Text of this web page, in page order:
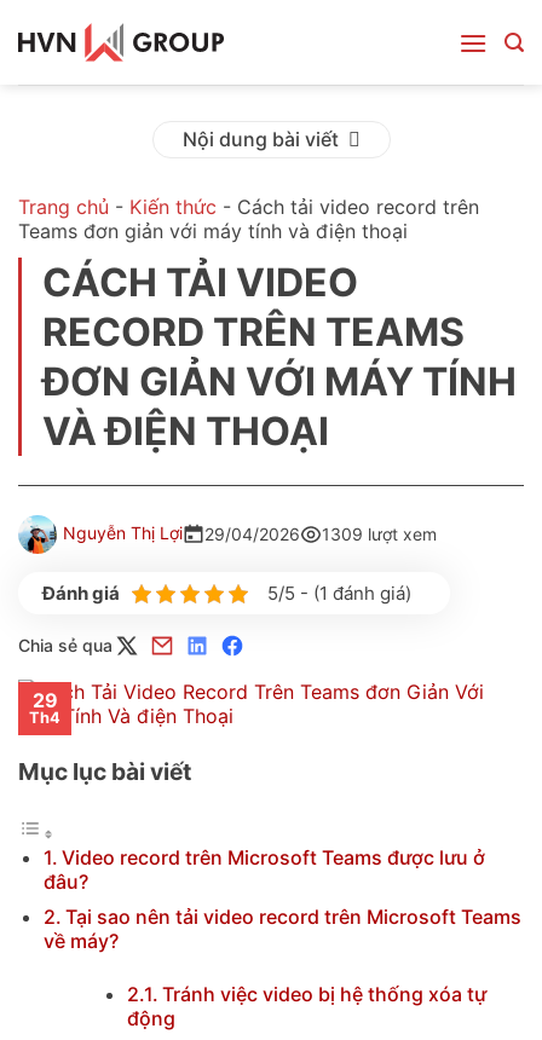
qua
dung
Nội dung bài viết
Trang chủ - Kiến thức - Cách tải video record trên
Teams đơn giản với máy tính và điện thoại
CÁCH TẢI VIDEO
RECORD TRÊN TEAMS
ĐƠN GIẢN VỚI MÁY TÍNH
VÀ ĐIỆN THOẠI
Nguyễn Thị Lợi 29/04/2026 1309 lượt xem
5/5 - (1 đánh giá)
Chia sẻ qua
29
Th4
Mục lục bài viết
Video record trên Microsoft Teams được lưu ở
đâu?
Tại sao nên tải video record trên Microsoft Teams
về máy?
Tránh việc video bị hệ thống xóa tự
động